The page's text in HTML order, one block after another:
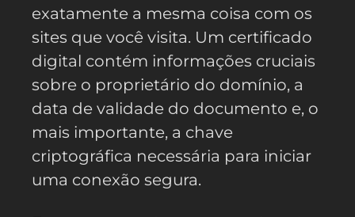
exatamente a mesma coisa com os
sites que você visita. Um certificado
digital contém informações cruciais
sobre o proprietário do domínio, a
data de validade do documento e, o
mais importante, a chave
criptográfica necessária para iniciar
uma conexão segura.